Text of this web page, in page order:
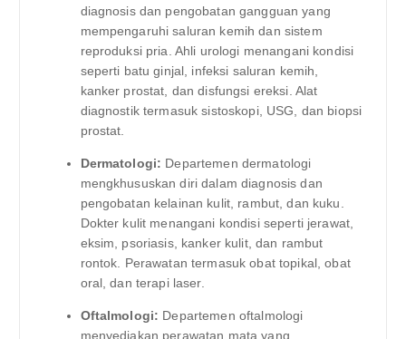
diagnosis dan pengobatan gangguan yang
mempengaruhi saluran kemih dan sistem
reproduksi pria. Ahli urologi menangani kondisi
seperti batu ginjal, infeksi saluran kemih,
kanker prostat, dan disfungsi ereksi. Alat
diagnostik termasuk sistoskopi, USG, dan biopsi
prostat.
Dermatologi: Departemen dermatologi
mengkhususkan diri dalam diagnosis dan
pengobatan kelainan kulit, rambut, dan kuku.
Dokter kulit menangani kondisi seperti jerawat,
eksim, psoriasis, kanker kulit, dan rambut
rontok. Perawatan termasuk obat topikal, obat
oral, dan terapi laser.
Oftalmologi: Departemen oftalmologi
menyediakan perawatan mata yang